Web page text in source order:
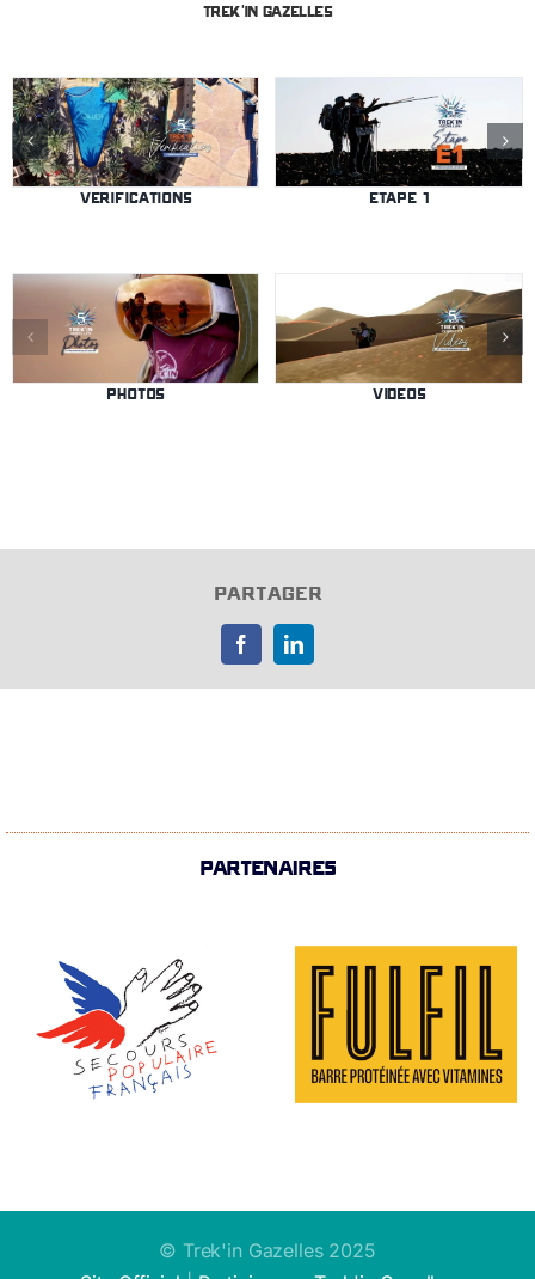
Trek’in Gazelles
VERIFICATIONS ETAPE 1
Photos VIDEOS
PARTAGER
FacebookLinkedIn
PARTENAIRES
© Trek'in Gazelles 2025